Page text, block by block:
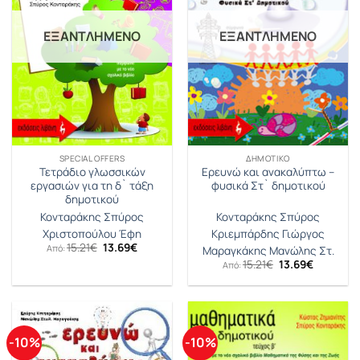
ΕΞΑΝΤΛΗΜΈΝΟ
SPECIAL OFFERS
Τετράδιο γλωσσικών
εργασιών για τη δ` τάξη
δημοτικού
Κονταράκης Σπύρος
Χριστοπούλου Έφη
Από: 15.21€ Original
price
13.69€Η
13.69€.
ΕΞΑΝΤΛΗΜΈΝΟ
ΔΗΜΟΤΙΚΌ
Ερευνώ και ανακαλύπτω –
φυσικά Στ` δημοτικού
Κονταράκης Σπύρος
Κριεμπάρδης Γιώργος
Μαραγκάκης Μανώλης Στ.
Από: 15.21€ Original
price
was:
13.69€Η
τιμή
13.69€.
-10% -10%